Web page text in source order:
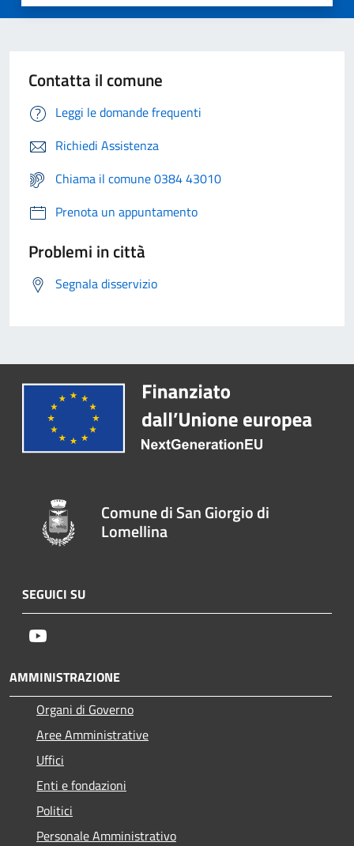
Contatta il comune
Leggi le domande frequenti
Richiedi Assistenza
Chiama il comune 0384 43010
Prenota un appuntamento
Problemi in città
Segnala disservizio
Comune di San Giorgio di
Lomellina
SEGUICI SU
AMMINISTRAZIONE
Organi di Governo
Aree Amministrative
Uffici
Enti e fondazioni
Politici
Personale Amministrativo